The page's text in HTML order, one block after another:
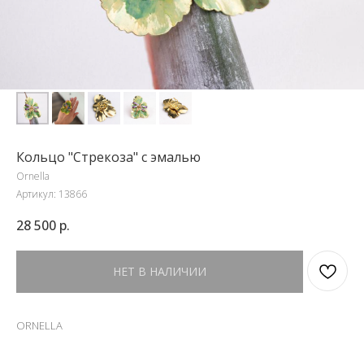
Кольцо "Стрекоза" с эмалью
Ornella
Артикул: 13866
28 500 р.
НЕТ В НАЛИЧИИ
ORNELLA